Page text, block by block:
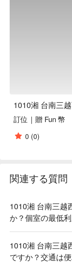
1010湘 台南三
訂位｜贈 Fun 幣
0 (0)
関連する質問
1010湘 台南三越
か？個室の最低
1010湘 台南三越
ですか？交通は